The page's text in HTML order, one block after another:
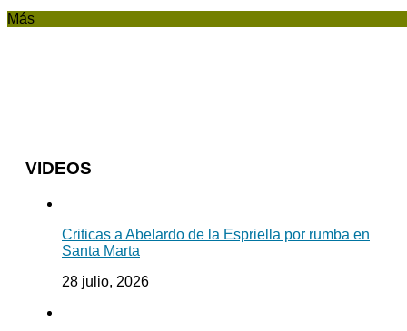
Más
VIDEOS
Criticas a Abelardo de la Espriella por rumba en
Santa Marta
28 julio, 2026